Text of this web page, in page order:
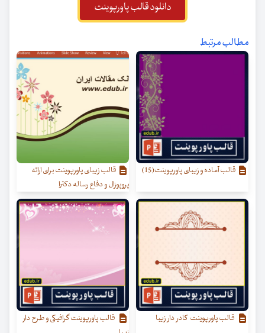
دانلود قالب پاورپوینت
مطالب مرتبط
قالب آماده و زیبای پاورپوینت(15)
قالب زیبای پاورپوینت برای ارائه
پروپوزال و دفاع رساله دکترا
قالب پاورپوینت کادر دار زیبا
قالب پاورپوینت گرافیکی و طرح دار